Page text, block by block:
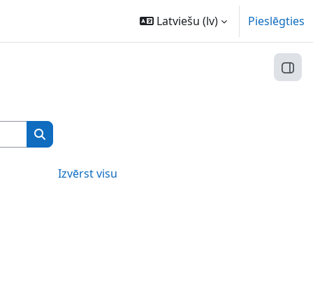
Latviešu ‎(lv)‎ Pieslēgties
Meklēt kursus
Meklēt kursus
Izvērst visu